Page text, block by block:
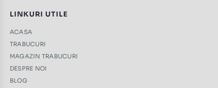
LINKURI UTILE
ACASA
TRABUCURI
MAGAZIN TRABUCURI
DESPRE NOI
BLOG